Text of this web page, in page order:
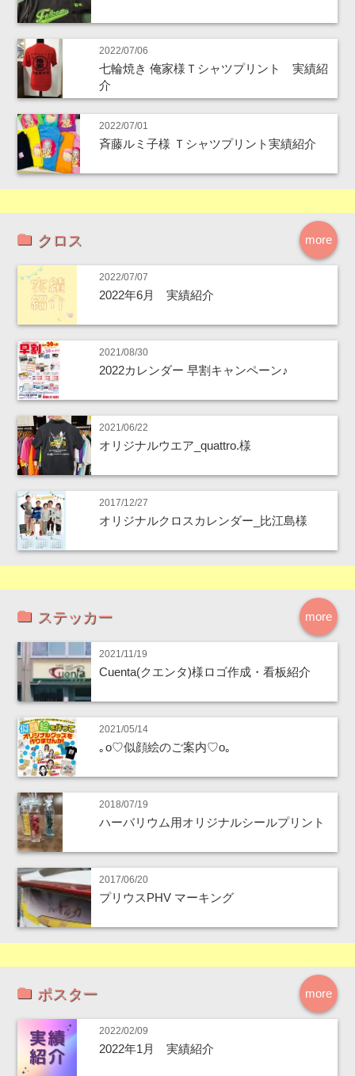
2022/07/06
七輪焼き 俺家様Ｔシャツプリント 実績紹
介
2022/07/01
斉藤ルミ子様 Ｔシャツプリント実績紹介
more
クロス
2022/07/07
2022年6月 実績紹介
2021/08/30
2022カレンダー 早割キャンペーン♪
2021/06/22
オリジナルウエア_quattro.様
2017/12/27
オリジナルクロスカレンダー_比江島様
more
ステッカー
2021/11/19
Cuenta(クエンタ)様ロゴ作成・看板紹介
2021/05/14
｡o♡似顔絵のご案内♡o｡
2018/07/19
ハーバリウム用オリジナルシールプリント
2017/06/20
プリウスPHV マーキング
more
ポスター
2022/02/09
2022年1月 実績紹介